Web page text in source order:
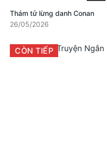
Thám tử lừng danh Conan
26/05/2026
CÒN TIẾP